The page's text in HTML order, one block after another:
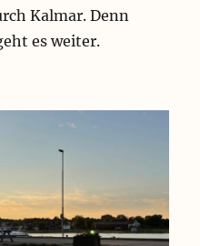
Kalmar. Denn
es weiter.